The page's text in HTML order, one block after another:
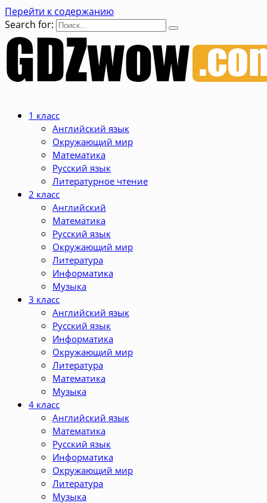
Перейти к содержанию
Search for:
1 класс
Английский язык
Окружающий мир
Математика
Русский язык
Литературное чтение
2 класс
Английский
Математика
Русский язык
Окружающий мир
Литература
Информатика
Музыка
3 класс
Английский язык
Русский язык
Информатика
Окружающий мир
Литература
Математика
Музыка
4 класс
Английский язык
Математика
Русский язык
Информатика
Окружающий мир
Литература
Музыка